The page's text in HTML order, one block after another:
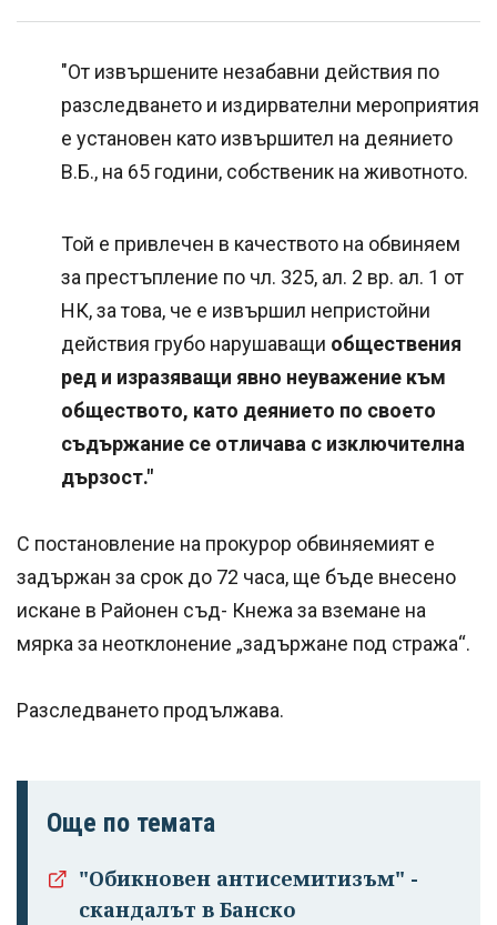
"От извършените незабавни действия по
разследването и издирвателни мероприятия
е установен като извършител на деянието
В.Б., на 65 години, собственик на животното.
Той е привлечен в качеството на обвиняем
за престъпление по чл. 325, ал. 2 вр. ал. 1 от
НК, за това, че е извършил непристойни
действия грубо нарушаващи обществения
ред и изразяващи явно неуважение към
обществото, като деянието по своето
съдържание се отличава с изключителна
дързост."
С постановление на прокурор обвиняемият е
задържан за срок до 72 часа, ще бъде внесено
искане в Районен съд- Кнежа за вземане на
мярка за неотклонение „задържане под стража“.
Разследването продължава.
Още по темата
"Обикновен антисемитизъм" -
скандалът в Банско